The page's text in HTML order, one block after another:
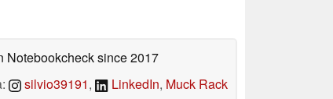
Notebookchecksince 2017
silvio39191, LinkedIn, Muck Rack